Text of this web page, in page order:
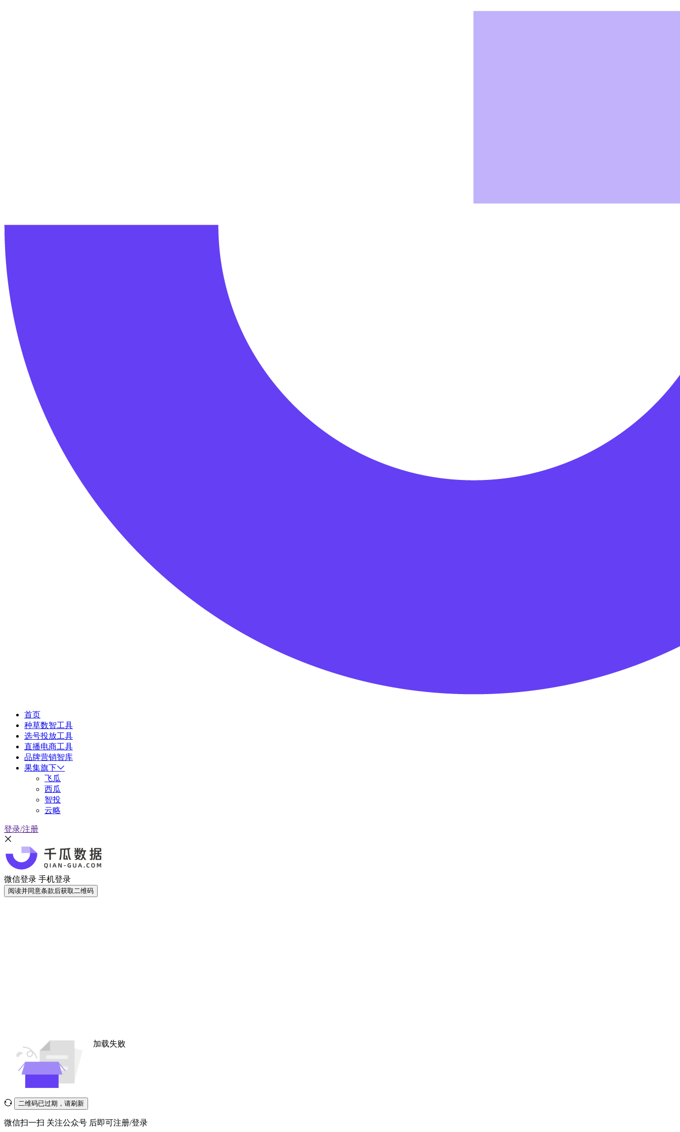
首页
种草数智工具
选号投放工具
直播电商工具
品牌营销智库
果集旗下
飞瓜
西瓜
智投
云略
登录/注册
微信登录 手机登录
阅读并同意条款后获取二维码
加载失败
二维码已过期，请刷新
微信扫一扫 关注公众号 后即可注册/登录